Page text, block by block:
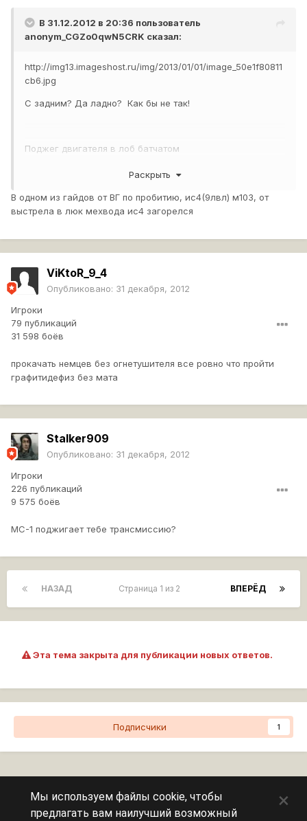
В 31.12.2012 в 20:36 пользователь
anonym_CGZo0qwN5CRK сказал:
http://img13.imageshost.ru/img/2013/01/01/image_50e1f80811
cb6.jpg
С задним? Да ладно? Как бы не так!
Поджег двигателя в лоб батчатом
http://img13.imageshost.ru/img/2013/01/01/image_50e1f8735
Хотя бы честно сказали что в одном из патчей движок
перенесли вперед
Раскрыть
В одном из гайдов от ВГ по пробитию, ис4(9лвл) м103, от
выстрела в люк мехвода ис4 загорелся
ViKtoR_9_4
Опубликовано: 31 декабря, 2012
Игроки
79 публикаций
31 598 боёв
прокачать немцев без огнетушителя все ровно что пройти
графитидефиз без мата
Stalker909
Опубликовано: 31 декабря, 2012
Игроки
226 публикаций
9 575 боёв
МС-1 поджигает тебе трансмиссию?
НАЗАД ВПЕРЁД
Страница 1 из 2
Эта тема закрыта для публикации новых ответов.
Подписчики 1
Мы используем файлы cookie, чтобы
предлагать вам наилучший возможный
×